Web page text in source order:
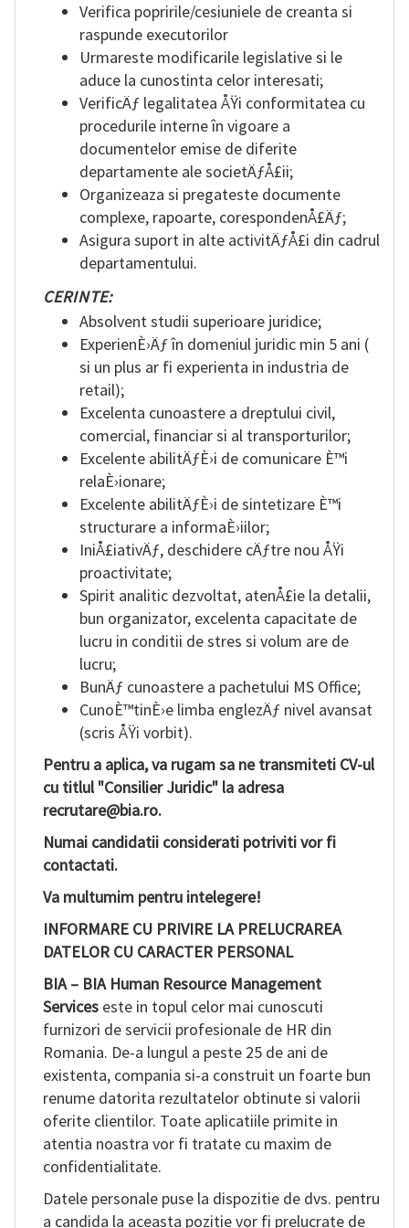
Verifica popririle/cesiuniele de creanta si
raspunde executorilor
Urmareste modificarile legislative si le
aduce la cunostinta celor interesati;
VerificÄƒ legalitatea ÅŸi conformitatea cu
procedurile interne în vigoare a
documentelor emise de diferite
departamente ale societÄƒÅ£ii;
Organizeaza si pregateste documente
complexe, rapoarte, corespondenÅ£Äƒ;
Asigura suport in alte activitÄƒÅ£i din cadrul
departamentului.
CERINTE:
Absolvent studii superioare juridice;
ExperienÈ›Äƒ în domeniul juridic min 5 ani (
si un plus ar fi experienta in industria de
retail);
Excelenta cunoastere a dreptului civil,
comercial, financiar si al transporturilor;
Excelente abilitÄƒÈ›i de comunicare È™i
relaÈ›ionare;
Excelente abilitÄƒÈ›i de sintetizare È™i
structurare a informaÈ›iilor;
IniÅ£iativÄƒ, deschidere cÄƒtre nou ÅŸi
proactivitate;
Spirit analitic dezvoltat, atenÅ£ie la detalii,
bun organizator, excelenta capacitate de
lucru in conditii de stres si volum are de
lucru;
BunÄƒ cunoastere a pachetului MS Office;
CunoÈ™tinÈ›e limba englezÄƒ nivel avansat
(scris ÅŸi vorbit).
Pentru a aplica, va rugam sa ne transmiteti CV-ul
cu titlul "Consilier Juridic" la adresa
recrutare@bia.ro.
Numai candidatii considerati potriviti vor fi
contactati.
Va multumim pentru intelegere!
INFORMARE CU PRIVIRE LA PRELUCRAREA
DATELOR CU CARACTER PERSONAL
BIA – BIA Human Resource Management
Services este in topul celor mai cunoscuti
furnizori de servicii profesionale de HR din
Romania. De-a lungul a peste 25 de ani de
existenta, compania si-a construit un foarte bun
renume datorita rezultatelor obtinute si valorii
oferite clientilor. Toate aplicatiile primite in
atentia noastra vor fi tratate cu maxim de
confidentialitate.
Datele personale puse la dispozitie de dvs. pentru
a candida la aceasta pozitie vor fi prelucrate de